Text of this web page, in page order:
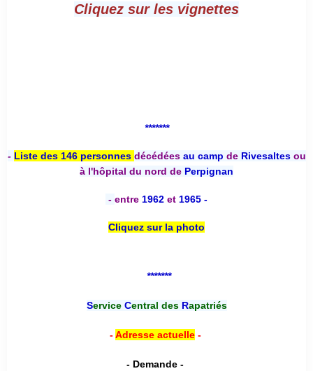
Cliquez sur les vignettes
*******
- Liste des 146 personnes décédées au camp deRivesaltesou
à l'hôpital du nord de Perpignan
- entre 1962 et 1965 -
Cliquez sur la photo
*******
Service Central desRapatriés
-Adresse actuelle-
- Demande -